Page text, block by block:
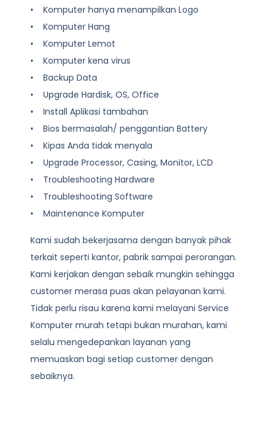
• Komputer hanya menampilkan Logo
• Komputer Hang
• Komputer Lemot
• Komputer kena virus
• Backup Data
• Upgrade Hardisk, OS, Office
• Install Aplikasi tambahan
• Bios bermasalah/ penggantian Battery
• Kipas Anda tidak menyala
• Upgrade Processor, Casing, Monitor, LCD
• Troubleshooting Hardware
• Troubleshooting Software
• Maintenance Komputer
Kami sudah bekerjasama dengan banyak pihak
terkait seperti kantor, pabrik sampai perorangan.
Kami kerjakan dengan sebaik mungkin sehingga
customer merasa puas akan pelayanan kami.
Tidak perlu risau karena kami melayani Service
Komputer murah tetapi bukan murahan, kami
selalu mengedepankan layanan yang
memuaskan bagi setiap customer dengan
sebaiknya.